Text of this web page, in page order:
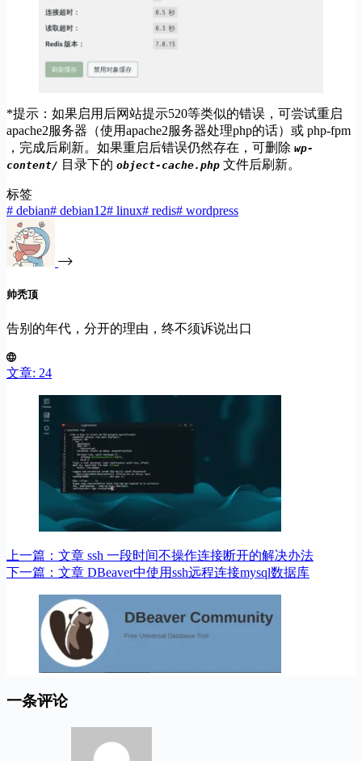
*提示：如果启用后网站提示520等类似的错误，可尝试重启
apache2服务器（使用apache2服务器处理php的话）或 php-fpm
，完成后刷新。如果重启后错误仍然存在，可删除 wp-
content/ 目录下的 object-cache.php 文件后刷新。
标签
# debian# debian12# linux# redis# wordpress
帅秃顶
告别的年代，分开的理由，终不须诉说出口
文章: 24
上一篇： 文章 ssh 一段时间不操作连接断开的解决办法
下一篇： 文章 DBeaver中使用ssh远程连接mysql数据库
一条评论